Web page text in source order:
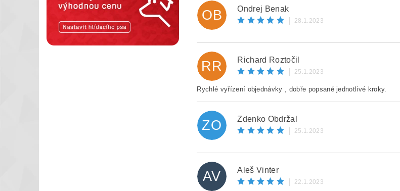
OB
Ondrej Benak
28.1.2023
RR
Richard Roztočil
25.1.2023
Rychlé vyřízení objednávky , dobře popsané jednotlivé kroky.
ZO
Zdenko Obdržal
25.1.2023
AV
Aleš Vinter
22.1.2023